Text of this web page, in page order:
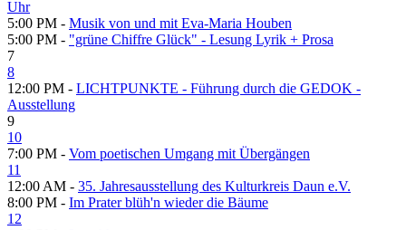
Uhr
5:00 PM - Musik von und mit Eva-Maria Houben
5:00 PM - "grüne Chiffre Glück" - Lesung Lyrik + Prosa
7
8
12:00 PM - LICHTPUNKTE - Führung durch die GEDOK -
Ausstellung
9
10
7:00 PM - Vom poetischen Umgang mit Übergängen
11
12:00 AM - 35. Jahresausstellung des Kulturkreis Daun e.V.
8:00 PM - Im Prater blüh'n wieder die Bäume
12